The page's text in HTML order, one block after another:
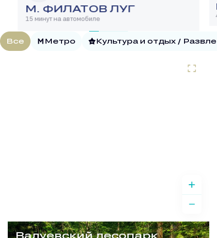
М. ФИЛАТОВ ЛУГ
15 минут на автомобиле
Все Метро Культура и отдых /
Валуевский лесопарк